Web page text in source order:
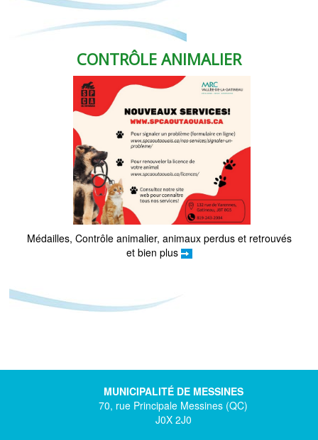
CONTRÔLE ANIMALIER
Médailles, Contrôle animalier, animaux perdus et retrouvés
et bien plus
MUNICIPALITÉ DE MESSINES
70, rue Principale Messines (QC)
J0X 2J0